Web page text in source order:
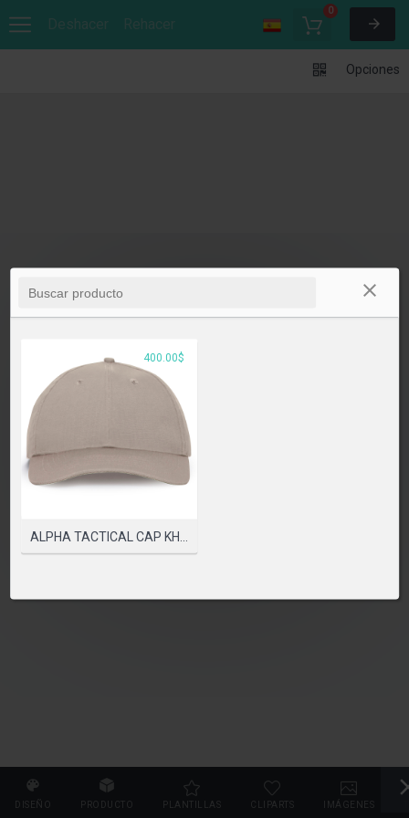
0
DISEÑO PRODUCTO PLANTILLAS CLIPARTS IMÁGENES
Opciones
PLEASE SELECT A PRODUCT TO START DESIGNING
SELECCIONAR PRODUCTO
400.00$